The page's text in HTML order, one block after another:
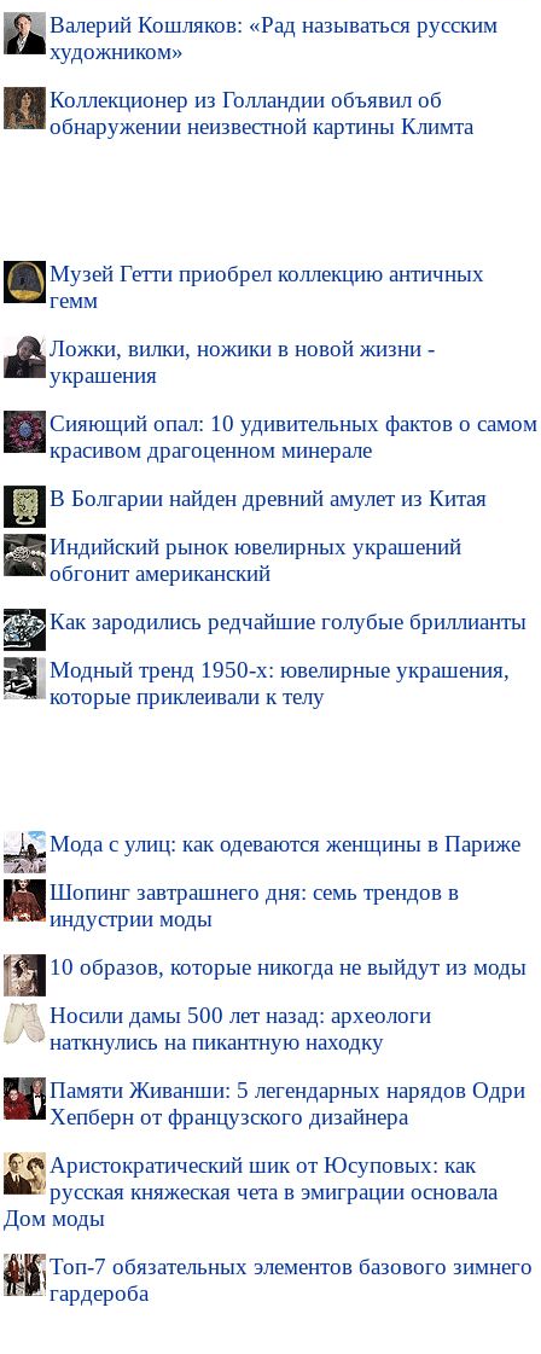
Валерий Кошляков: «Рад называться русским
художником»
Коллекционер из Голландии объявил об
обнаружении неизвестной картины Климта
Музей Гетти приобрел коллекцию античных
гемм
Ложки, вилки, ножики в новой жизни -
украшения
Сияющий опал: 10 удивительных фактов о самом
красивом драгоценном минерале
В Болгарии найден древний амулет из Китая
Индийский рынок ювелирных украшений
обгонит американский
Как зародились редчайшие голубые бриллианты
Модный тренд 1950-х: ювелирные украшения,
которые приклеивали к телу
Мода с улиц: как одеваются женщины в Париже
Шопинг завтрашнего дня: семь трендов в
индустрии моды
10 образов, которые никогда не выйдут из моды
Носили дамы 500 лет назад: археологи
наткнулись на пикантную находку
Памяти Живанши: 5 легендарных нарядов Одри
Хепберн от французского дизайнера
Аристократический шик от Юсуповых: как
русская княжеская чета в эмиграции основала
Дом моды
Топ-7 обязательных элементов базового зимнего
гардероба